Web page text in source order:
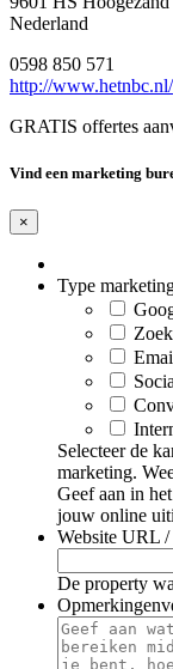
Nederland
0598 850 571
http://www.hetnbc.nl/
GRATIS offertes
Vind een marketing
×
Type
Selecteer de
marketing.
Geef aan in
jouw online
Website URL
De property